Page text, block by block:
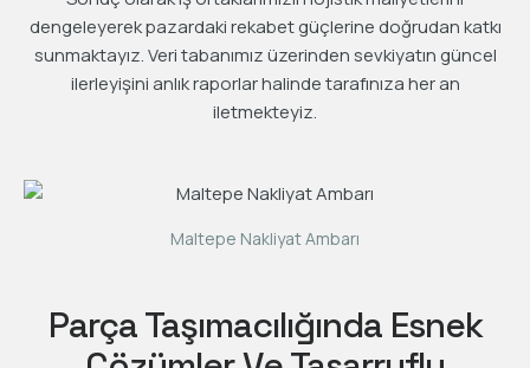
dengeleyerek pazardaki rekabet güçlerine doğrudan katkı
sunmaktayız. Veri tabanımız üzerinden sevkiyatın güncel
ilerleyişini anlık raporlar halinde tarafınıza her an
iletmekteyiz.
Maltepe Nakliyat Ambarı
Parça Taşımacılığında Esnek